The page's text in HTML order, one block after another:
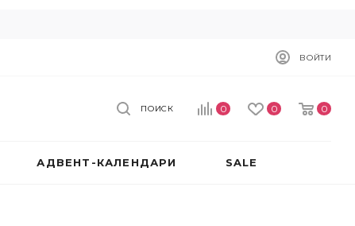
ВОЙТИ
0 0 0
ПОИСК
АДВЕНТ-КАЛЕНДАРИ SALE